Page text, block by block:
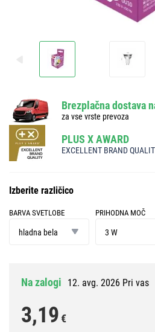
Brezplačna dostava
za vse vrste prevoza
PLUS X AWARD
EXCELLENT BRAND
Izberite različico
BARVA SVETLOBE
svetlobe
hladna bela
PRIHODNA MOČ
moč3 W
Na zalogi 12. avg. 2026 Pri vas
3,19€